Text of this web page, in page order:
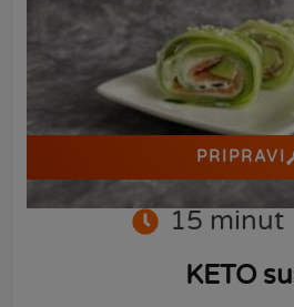
PRIPRAVI
15 minut
KETO